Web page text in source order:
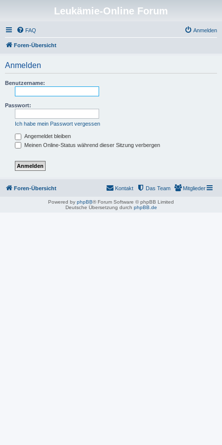
Leukämie-Online Forum
FAQ Anmelden
Foren-Übersicht
Anmelden
Benutzername:
Passwort:
Ich habe mein Passwort vergessen
Angemeldet bleiben
Meinen Online-Status während dieser Sitzung verbergen
Foren-Übersicht Mitglieder
Das Team
Kontakt
Powered by phpBB® Forum Software © phpBB Limited
Deutsche Übersetzung durch phpBB.de